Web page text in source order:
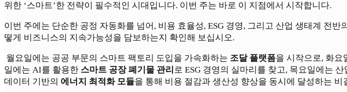
위한 ‘스마트’한 전략이 필수적인 시대입니다. 이번 주는 바로 이 지점에서 시작합니다.
이번 주에는 단순한 공정 자동화를 넘어, 비용 효율성, ESG 경영, 그리고 산업 생태계 전
떻게 비즈니스의 지속가능성을 담보하는지 확인해 보십시오.
월요일에는 공공 부문의 스마트 팩토리 도입을 가속화하는 조달 플랫폼을 시작으로, 화요
일에는 AI를 활용한 스마트 공장 폐기물 관리 로 ESG 경영의 실마리를 찾고, 목요일에는
데이터 기반의 에너지 최적화 모듈을 통해 비용 절감과 생산성 향상을 동시에 달성하는 비